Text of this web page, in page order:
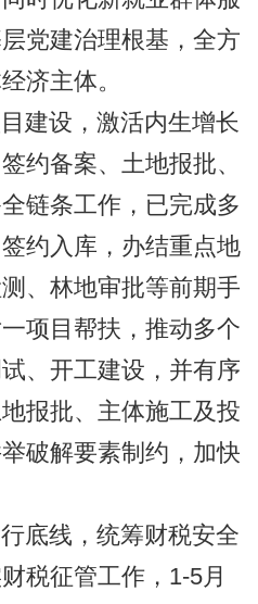
党建治理根基，全方
济主体。
建设，激活内生增长
约备案、土地报批、
链条工作，已完成多
约入库，办结重点地
、林地审批等前期手
项目帮扶，推动多个
、开工建设，并有序
报批、主体施工及投
破解要素制约，加快
底线，统筹财税安全
税征管工作，1-5月